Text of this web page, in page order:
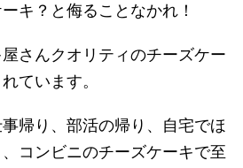
キ？と侮ることなかれ！
さんクオリティのチーズケー
ています。
帰り、部活の帰り、自宅でほ
コンビニのチーズケーキで至